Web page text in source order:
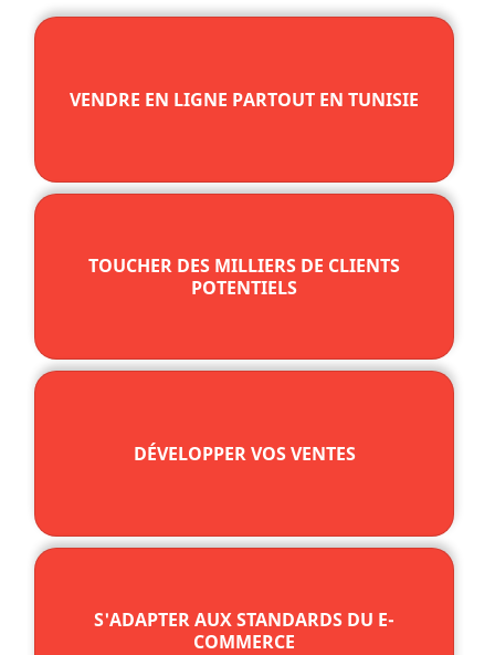
VENDRE EN LIGNE PARTOUT EN TUNISIE
TOUCHER DES MILLIERS DE CLIENTS
POTENTIELS
DÉVELOPPER VOS VENTES
S'ADAPTER AUX STANDARDS DU E-
COMMERCE